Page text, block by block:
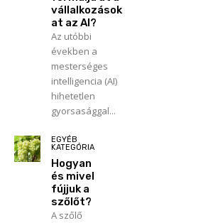
vállalkozások
at az AI?
Az utóbbi
években a
mesterséges
intelligencia (AI)
hihetetlen
gyorsasággal...
EGYÉB
KATEGÓRIA
Hogyan
és mivel
fújjuk a
szőlőt?
A szőlő